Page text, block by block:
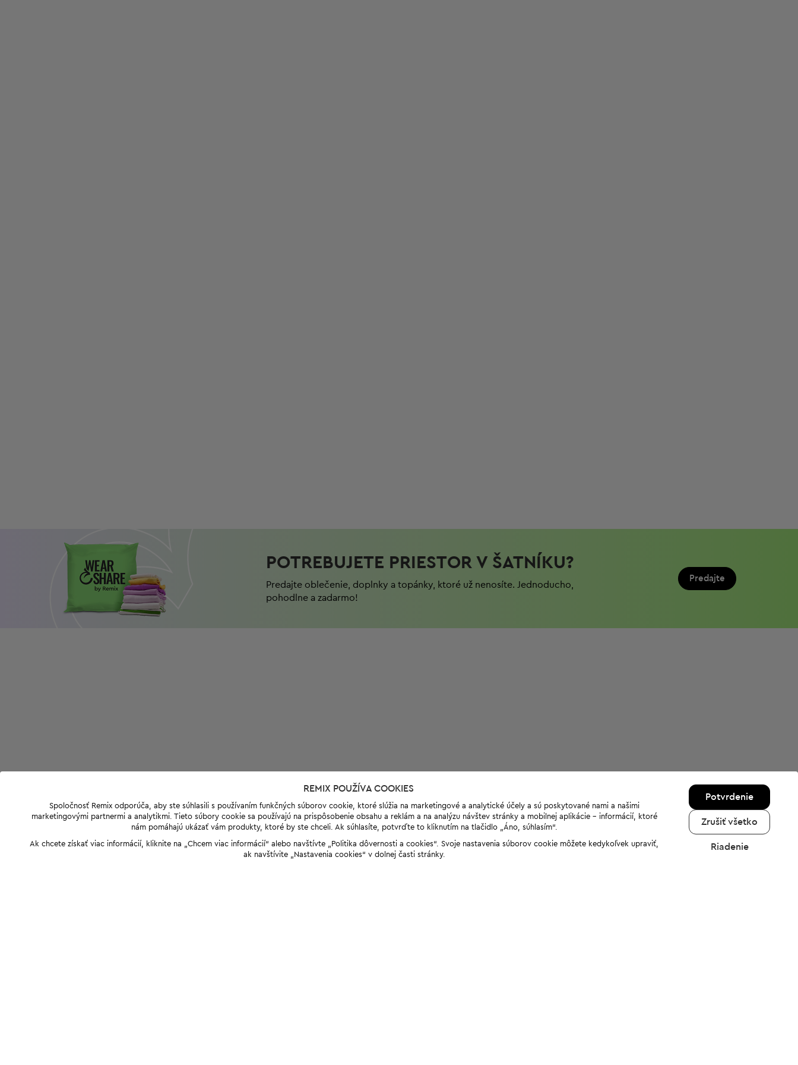
POTREBUJETE PRIESTOR V ŠATNÍKU?
Predajte oblečenie, doplnky a topánky, ktoré už nenosíte. Jednoduchо,
pohodlnе a zadarmo!
Predajte
REMIX POUŽÍVA COOKIES
Spoločnosť Remix odporúča, aby ste súhlasili s používaním funkčných súborov cookie, ktoré slúžia na marketingové a analytické účely a sú poskytované nami a našimi
marketingovými partnermi a analytikmi. Tieto súbory cookie sa používajú na prispôsobenie obsahu a reklám a na analýzu návštev stránky a mobilnej aplikácie - informácií, ktoré
nám pomáhajú ukázať vám produkty, ktoré by ste chceli. Ak súhlasíte, potvrďte to kliknutím na tlačidlo „Áno, súhlasím“.
Ak chcete získať viac informácií, kliknite na „Chcem viac informácií“ alebo navštívte „Politika dôvernosti a cookies“. Svoje nastavenia súborov cookie môžete kedykoľvek upraviť,
ak navštívite „Nastavenia cookies“ v dolnej časti stránky.
Potvrdenie
Zrušiť všetko
Riadenie